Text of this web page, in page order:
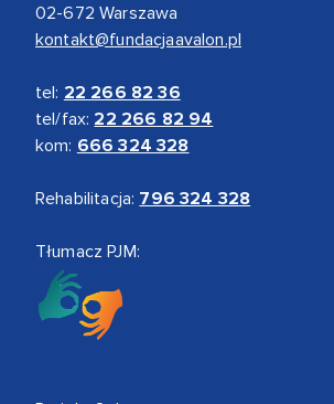
02-672 Warszawa
kontakt@fundacjaavalon.pl
tel: 22 266 82 36
tel/fax: 22 266 82 94
kom: 666 324 328
Rehabilitacja: 796 324 328
Tłumacz PJM: